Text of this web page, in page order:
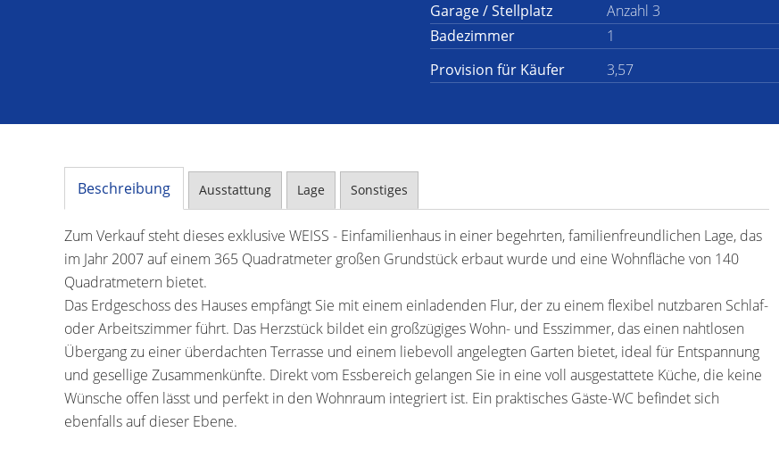
Garage / Stellplatz
Anzahl 3
Badezimmer
1
Provision für Käufer
3,57
Beschreibung Ausstattung Lage Sonstiges
Zum Verkauf steht dieses exklusive WEISS - Einfamilienhaus in einer begehrten, familienfreundlichen Lage, das
im Jahr 2007 auf einem 365 Quadratmeter großen Grundstück erbaut wurde und eine Wohnfläche von 140
Quadratmetern bietet.
Das Erdgeschoss des Hauses empfängt Sie mit einem einladenden Flur, der zu einem flexibel nutzbaren Schlaf-
oder Arbeitszimmer führt. Das Herzstück bildet ein großzügiges Wohn- und Esszimmer, das einen nahtlosen
Übergang zu einer überdachten Terrasse und einem liebevoll angelegten Garten bietet, ideal für Entspannung
und gesellige Zusammenkünfte. Direkt vom Essbereich gelangen Sie in eine voll ausgestattete Küche, die keine
Wünsche offen lässt und perfekt in den Wohnraum integriert ist. Ein praktisches Gäste-WC befindet sich
ebenfalls auf dieser Ebene.